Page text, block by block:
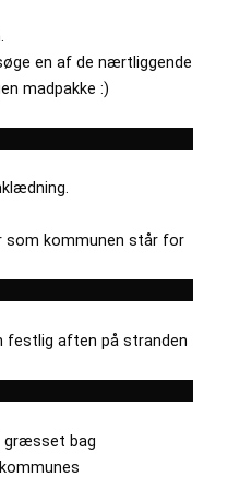
en af de nærtliggende
madpakke :)
som kommunen står for
festlig aften på stranden
græsset bag